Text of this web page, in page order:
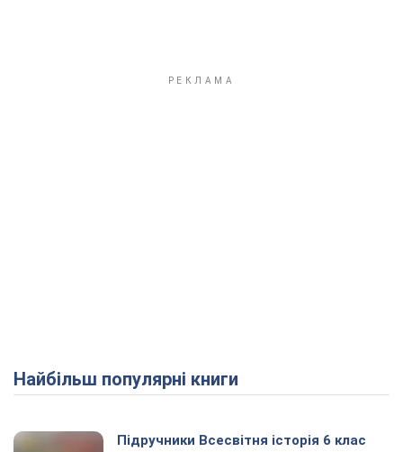
Найбільш популярні книги
Підручники Всесвітня історія 6 клас